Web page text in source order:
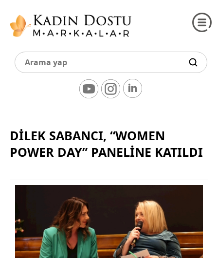
DİLEK SABANCI, “WOMEN
POWER DAY” PANELİNE KATILDI